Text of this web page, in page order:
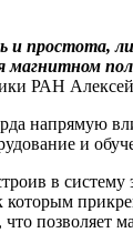
и
РАН
напрямую
и
в